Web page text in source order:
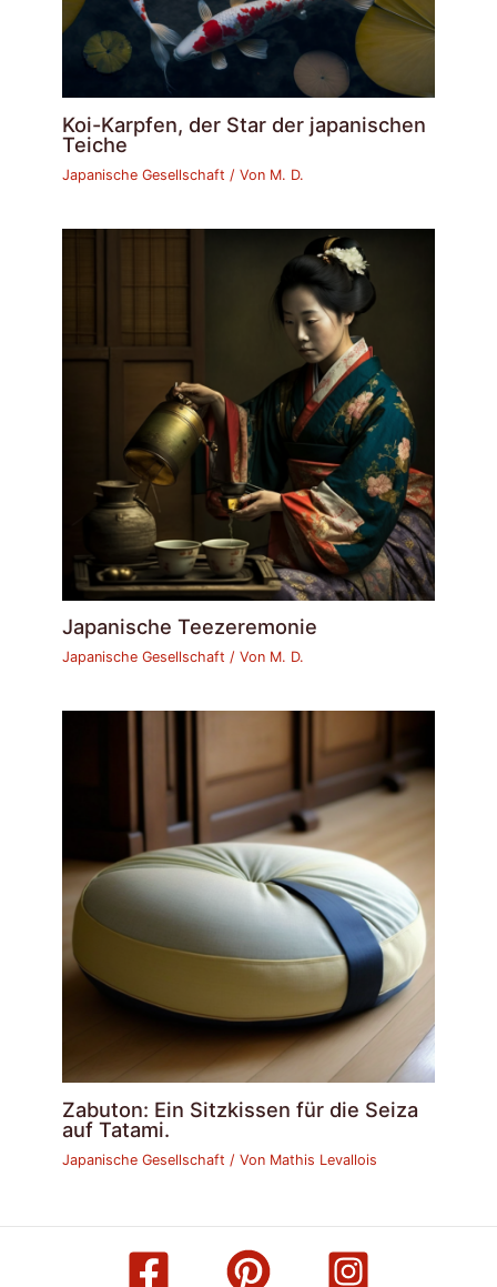
Koi-Karpfen, der Star der japanischen
Teiche
Japanische Gesellschaft / Von M. D.
Japanische Teezeremonie
Japanische Gesellschaft / Von M. D.
Zabuton: Ein Sitzkissen für die Seiza
auf Tatami.
Japanische Gesellschaft / Von Mathis Levallois